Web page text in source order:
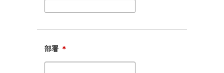
部署 ＊